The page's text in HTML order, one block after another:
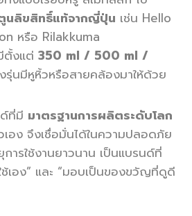
นลิขสิทธิ์แท้จากญี่ปุ่น เช่น Hello
หรือ Rilakkuma
ตั้งแต่ 350 ml / 500 ml /
รุ่นมีหูหิ้วหรือสายคล้องมาให้ด้วย
ที่มี มาตรฐานการผลิตระดับโลก
อง จึงเชื่อมั่นได้ในความปลอดภัย
ารใช้งานยาวนาน เป็นแบรนด์ที่
ช้เอง” และ “มอบเป็นของขวัญที่ดูดี